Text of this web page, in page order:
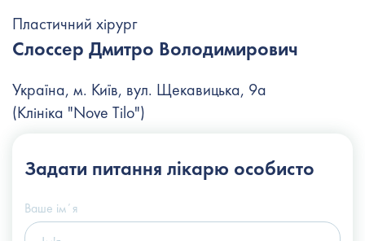
Пластичний хірург
Слоссер Дмитро Володимирович
Україна, м. Київ, вул. Щекавицька, 9а
(Клініка "Nove Tilo")
+38 (066) 122-6-111
info@slosser.com.ua
Задати питання лікарю особисто
Ваше імʼя